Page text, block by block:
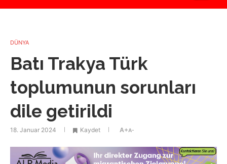
DÜNYA
Batı Trakya Türk
toplumunun sorunları
dile getirildi
18. Januar 2024 Kaydet A+A-